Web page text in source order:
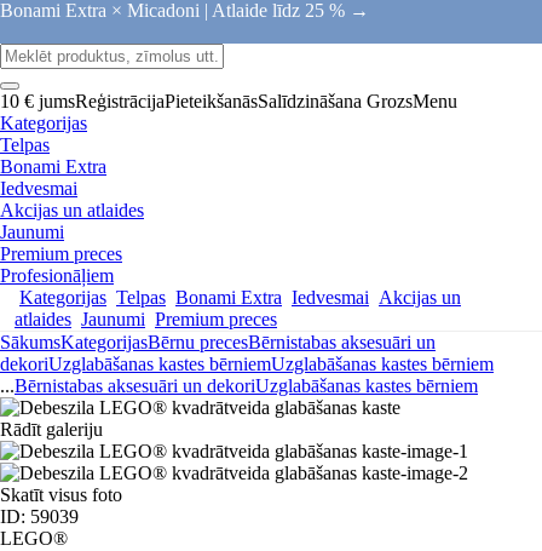
Bonami Extra × Micadoni | Atlaide līdz 25 % →
10 € jumsReģistrācijaPieteikšanāsSalīdzināšana GrozsMenu
Kategorijas
Telpas
Bonami Extra
Iedvesmai
Akcijas un atlaides
Jaunumi
Premium preces
Profesionāļiem
Kategorijas Telpas Bonami Extra Iedvesmai Akcijas un
atlaides Jaunumi Premium preces
SākumsKategorijasBērnu precesBērnistabas aksesuāri un
dekoriUzglabāšanas kastes bērniemUzglabāšanas kastes bērniem
...Bērnistabas aksesuāri un dekoriUzglabāšanas kastes bērniem
Rādīt galeriju
Skatīt visus foto
ID: 59039
LEGO®